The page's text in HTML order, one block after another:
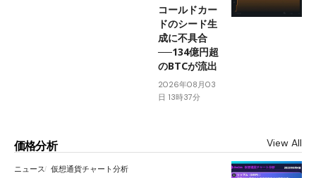
コールドカー
ドのシード生
成に不具合
──134億円超
のBTCが流出
2026年08月03
日 13時37分
価格分析 View All
ニュース 仮想通貨チャート分析